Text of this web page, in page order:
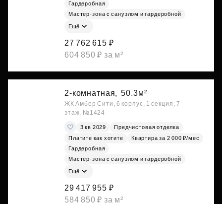
Гардеробная
Мастер-зона с санузлом и гардеробной
Ещё
27 762 615 ₽
604 850 ₽ за м²
2-комнатная, 50.3м²
ЖК Амбер Сити, 6 корпус, 1 секция, 7
этаж, №1424
3 кв 2029
Предчистовая отделка
Платите как хотите
Квартира за 2 000 ₽/мес
Гардеробная
Мастер-зона с санузлом и гардеробной
Ещё
29 417 955 ₽
584 850 ₽ за м²